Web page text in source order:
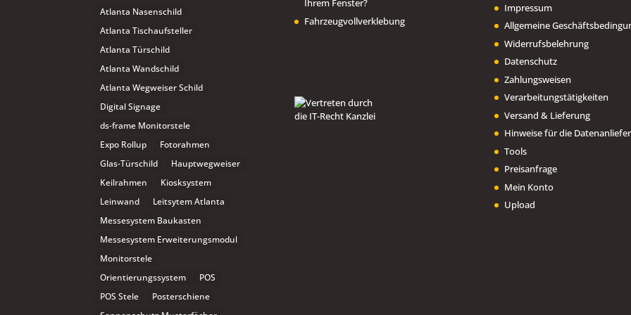
Atlanta Nasenschild
Atlanta Tischaufsteller
Atlanta Türschild
Atlanta Wandschild
Atlanta Wegweiser Schild
Digital Signage
ds-frame Monitorstele
Expo Rollup
Fotorahmen
Glas-Türschild
Hauptwegweiser
Keilrahmen
Kiosksystem
Leinwand
Leitsytem Atlanta
Messesystem Baukasten
Messesystem Erweiterungsmodul
Monitorstele
Orientierungssystem
POS
POS Stele
Posterschiene
Ihrem Fenster?
Fahrzeugvollverklebung
Impressum
Allgemeine
Widerrufsbelehrung
Datenschutz
Zahlungsweisen
Verarbeitungstätigkeiten
Versand & Lieferung
Hinweise für die
Tools
Preisanfrage
Mein Konto
Upload